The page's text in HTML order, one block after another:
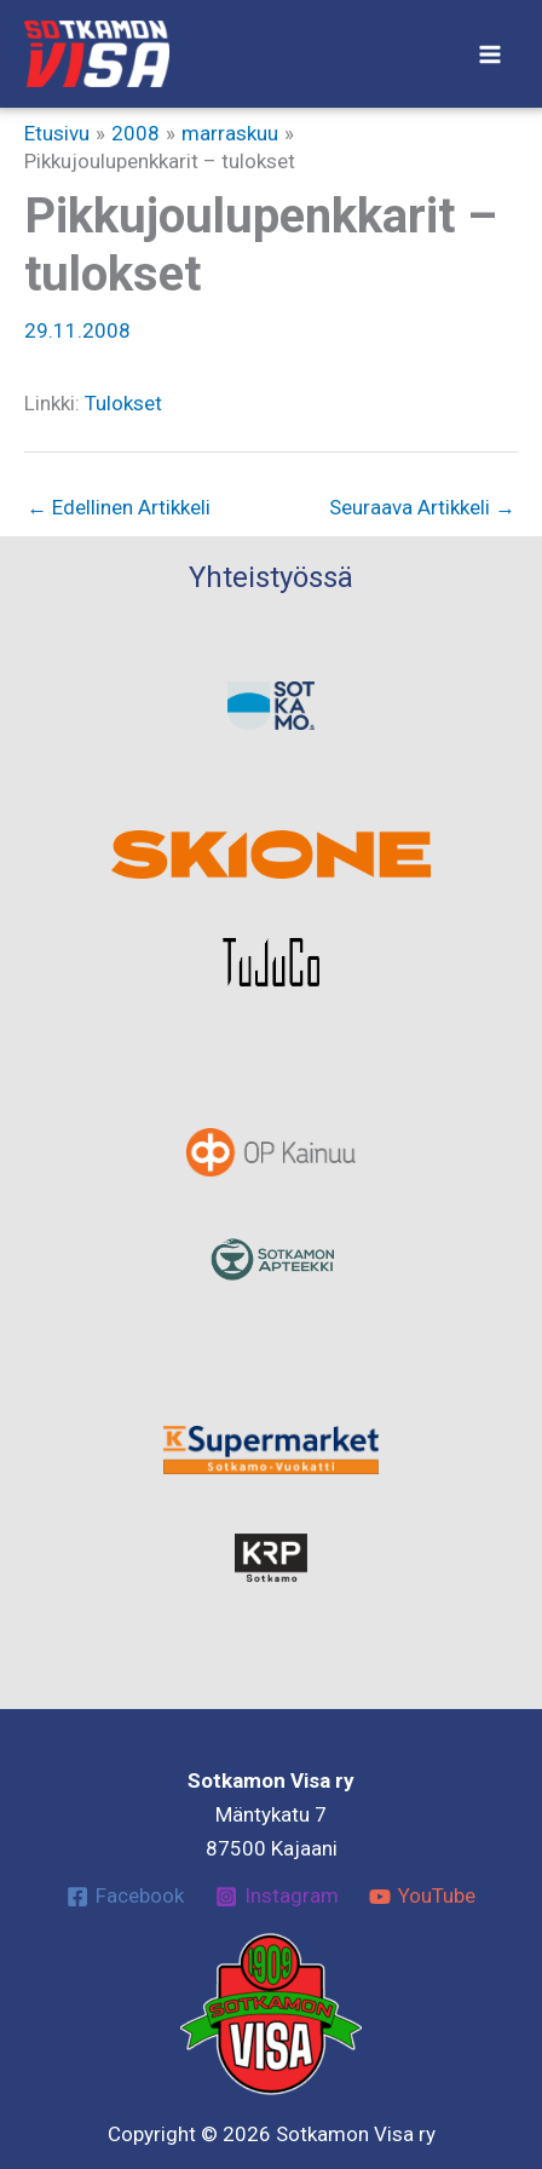
Siirry
sisältöön
Etusivu 2008
marraskuu
Pikkujoulupenkkarit – tulokset
Pikkujoulupenkkarit –
tulokset
29.11.2008
Linkki: Tulokset
← Edellinen Artikkeli Seuraava Artikkeli →
Yhteistyössä
Sotkamon Visa ry
Mäntykatu 7
87500 Kajaani
Facebook
Instagram YouTube
Copyright © 2026 Sotkamon Visa ry